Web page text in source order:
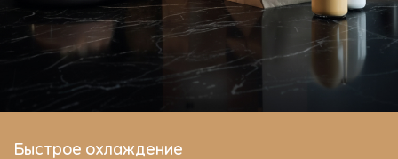
Быстрое охлаждение